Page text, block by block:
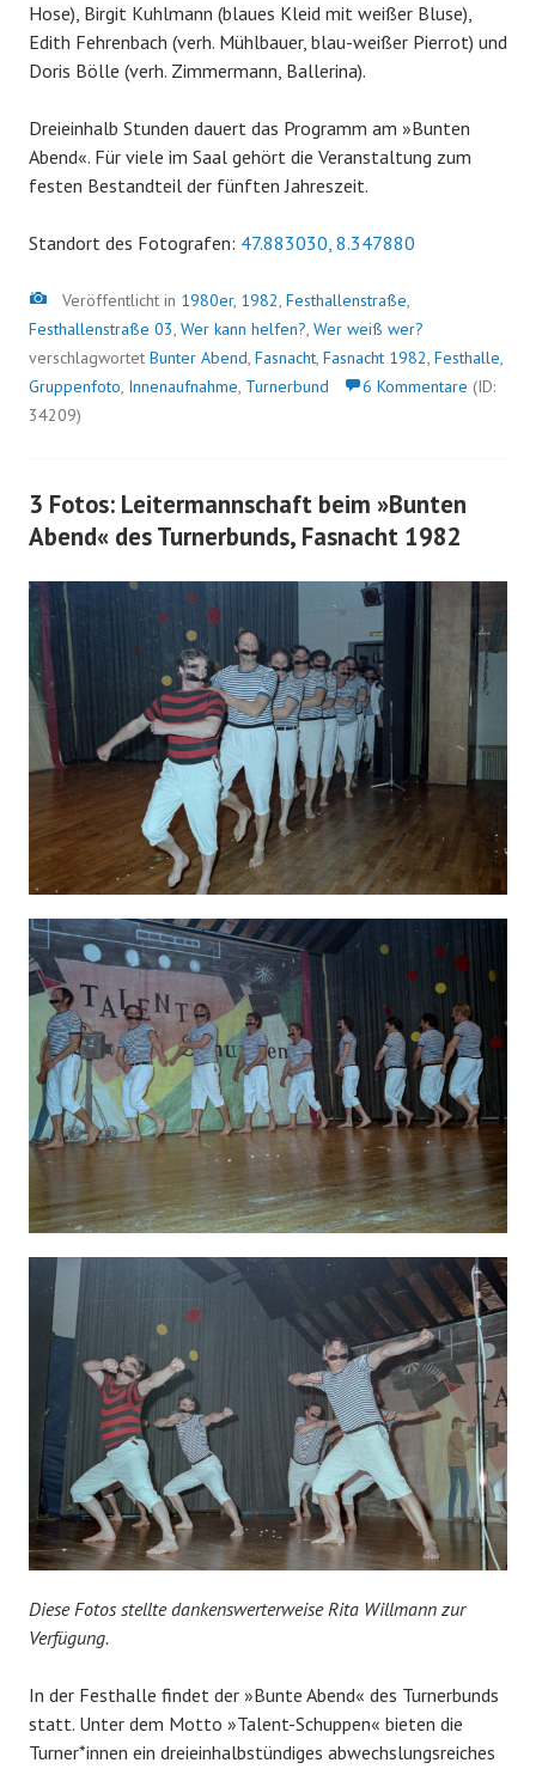
Hose), Birgit Kuhlmann (blaues Kleid mit weißer Bluse),
Edith Fehrenbach (verh. Mühlbauer, blau-weißer Pierrot) und
Doris Bölle (verh. Zimmermann, Ballerina).
Dreieinhalb Stunden dauert das Programm am »Bunten
Abend«. Für viele im Saal gehört die Veranstaltung zum
festen Bestandteil der fünften Jahreszeit.
Standort des Fotografen: 47.883030, 8.347880
Bild
Veröffentlicht in 1980er, 1982, Festhallenstraße,
Festhallenstraße 03, Wer kann helfen?, Wer weiß wer?
verschlagwortet Bunter Abend, Fasnacht, Fasnacht 1982, Festhalle,
Gruppenfoto, Innenaufnahme, Turnerbund 6 Kommentare (ID:
34209)
3 Fotos: Leitermannschaft beim »Bunten
Abend« des Turnerbunds, Fasnacht 1982
Diese Fotos stellte dankenswerterweise Rita Willmann zur
Verfügung.
In der Festhalle findet der »Bunte Abend« des Turnerbunds
statt. Unter dem Motto »Talent-Schuppen« bieten die
Turner*innen ein dreieinhalbstündiges abwechslungsreiches